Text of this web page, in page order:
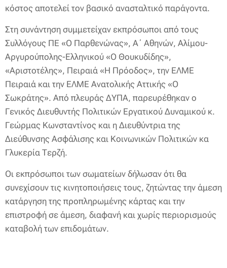
κόστος αποτελεί τον βασικό ανασταλτικό παράγοντα.
Στη συνάντηση συμμετείχαν εκπρόσωποι από τους
Συλλόγους ΠΕ «Ο Παρθενώνας», Α΄ Αθηνών, Αλίμου-
Αργυρούπολης-Ελληνικού «Ο Θουκυδίδης»,
«Αριστοτέλης», Πειραιά «Η Πρόοδος», την ΕΛΜΕ
Πειραιά και την ΕΛΜΕ Ανατολικής Αττικής «Ο
Σωκράτης». Από πλευράς ΔΥΠΑ, παρευρέθηκαν ο
Γενικός Διευθυντής Πολιτικών Εργατικού Δυναμικού κ.
Γεώρμας Κωνσταντίνος και η Διευθύντρια της
Διεύθυνσης Ασφάλισης και Κοινωνικών Πολιτικών κα
Γλυκερία Τερζή.
Οι εκπρόσωποι των σωματείων δήλωσαν ότι θα
συνεχίσουν τις κινητοποιήσεις τους, ζητώντας την άμεση
κατάργηση της προπληρωμένης κάρτας και την
επιστροφή σε άμεση, διαφανή και χωρίς περιορισμούς
καταβολή των επιδομάτων.